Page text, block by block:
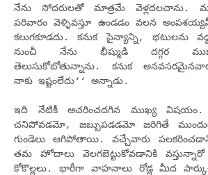
నేను సోదరులతో మాత్రమే వెళ్లదలచాను.
పరివారం వెళ్ళివస్తూ ఉండడం వలన
కలుగకూడదు. కనుక సైన్యాన్ని, భటులను
నుంచీ నేను భీష్ముడి దగ్గర
తెలుసుకోబోతున్నాను. కనుక
నాకు ఇష్టంలేదు‘‘ అన్నాడు.
ఇది నేటికీ ఆచరించదగిన ముఖ్య విషయం.
చనిపోవడమో, జబ్బుపడడమో జరిగితే
గుండెలు ఆగిపోతాయి. వచ్చేవారు
తమ హోదాలు వెలగబెట్టుకోవడానికి
కోకొల్లలు. భారీగా వాహనాలు రోడ్ల మీద